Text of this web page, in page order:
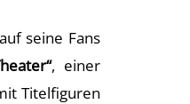
seine Fans
, einer
Titelfiguren